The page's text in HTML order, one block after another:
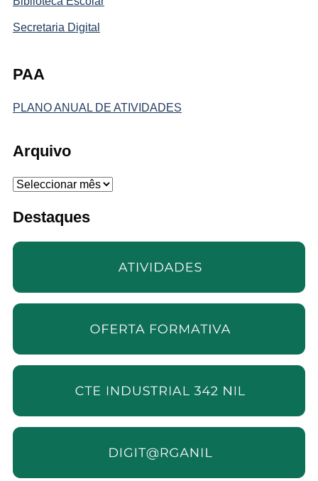
Secretaria Digital
PAA
PLANO ANUAL DE ATIVIDADES
Arquivo
Arquivo
Destaques